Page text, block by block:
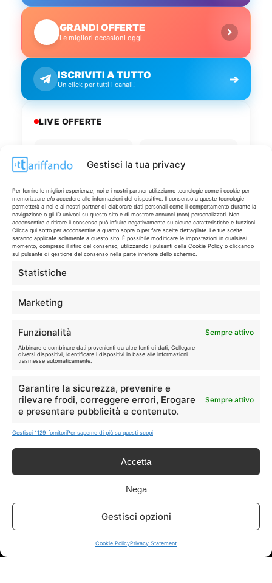
Gestisci la tua privacy
Per fornire le migliori esperienze, noi e i nostri partner utilizziamo tecnologie come i cookie per
memorizzare e/o accedere alle informazioni del dispositivo. Il consenso a queste tecnologie
permetterà a noi e ai nostri partner di elaborare dati personali come il comportamento durante la
navigazione o gli ID univoci su questo sito e di mostrare annunci (non) personalizzati. Non
acconsentire o ritirare il consenso può influire negativamente su alcune caratteristiche e funzioni.
Clicca qui sotto per acconsentire a quanto sopra o per fare scelte dettagliate. Le tue scelte
saranno applicate solamente a questo sito. È possibile modificare le impostazioni in qualsiasi
momento, compreso il ritiro del consenso, utilizzando i pulsanti della Cookie Policy o cliccando
sul pulsante di gestione del consenso nella parte inferiore dello schermo.
Statistiche
Marketing
Funzionalità Sempre attivo
Abbinare e combinare dati provenienti da altre fonti di dati, Collegare
diversi dispositivi, Identificare i dispositivi in base alle informazioni
trasmesse automaticamente.
Garantire la sicurezza, prevenire e
rilevare frodi, correggere errori, Erogare
e presentare pubblicità e contenuto.
Sempre attivo
Gestisci 1129 fornitoriPer saperne di più su questi scopi
Accetta
Nega
Gestisci opzioni
Cookie PolicyPrivacy Statement
GRANDI OFFERTE
Le migliori occasioni oggi.
ISCRIVITI A TUTTO
Un click per tutti i canali! ➔
LIVE OFFERTE
Tutte Tech
🛒
Spesa
👗
Moda
🏠
Casa
💎
Extra
Disclaimer
I marchi citati appartengono ai rispettivi proprietari. Le offerte
sui siti ufficiali.
Info
In qualità di Affiliato Amazon ed eBay, Tariffando riceve un
guadagno dagli acquisti idonei.
Note Legali|Cookie Policy